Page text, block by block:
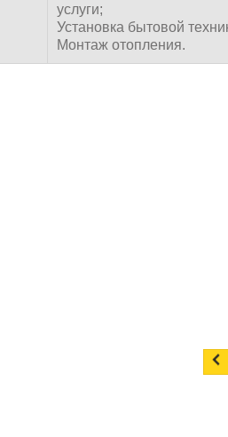
услуги;
Установка бытовой
Монтаж отопления.